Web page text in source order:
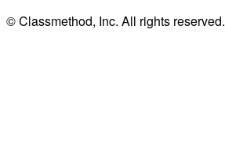
© Classmethod, Inc. All rights reserved.